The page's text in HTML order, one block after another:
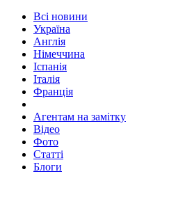
Всі новини
Україна
Англія
Німеччина
Іспанія
Італія
Франція
Агентам на замітку
Відео
Фото
Статті
Блоги